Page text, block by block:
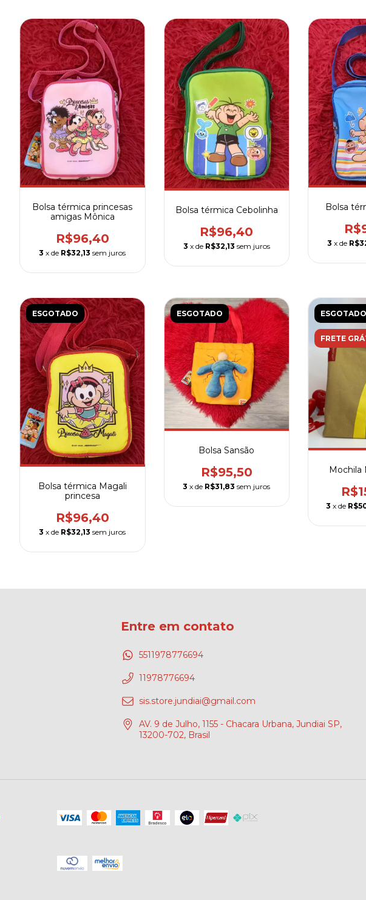
Bolsa térmica princesas
amigas Mônica
R$96,40
3 x de R$32,13 sem juros
Bolsa térmica Cebolinha
R$96,40
3 x de R$32,13 sem juros
Bolsa
3 x de
ESGOTADO
Bolsa térmica Magali
princesa
R$96,40
3 x de R$32,13 sem juros
ESGOTADO
Bolsa Sansão
R$95,50
3 x de R$31,83 sem juros
ESGOTADO
FRETE
Mochila
3 x de
Entre em contato
5511978776694
11978776694
sis.store.jundiai@gmail.com
AV. 9 de Julho, 1155 - Chacara Urbana, Jundiai SP,
13200-702, Brasil